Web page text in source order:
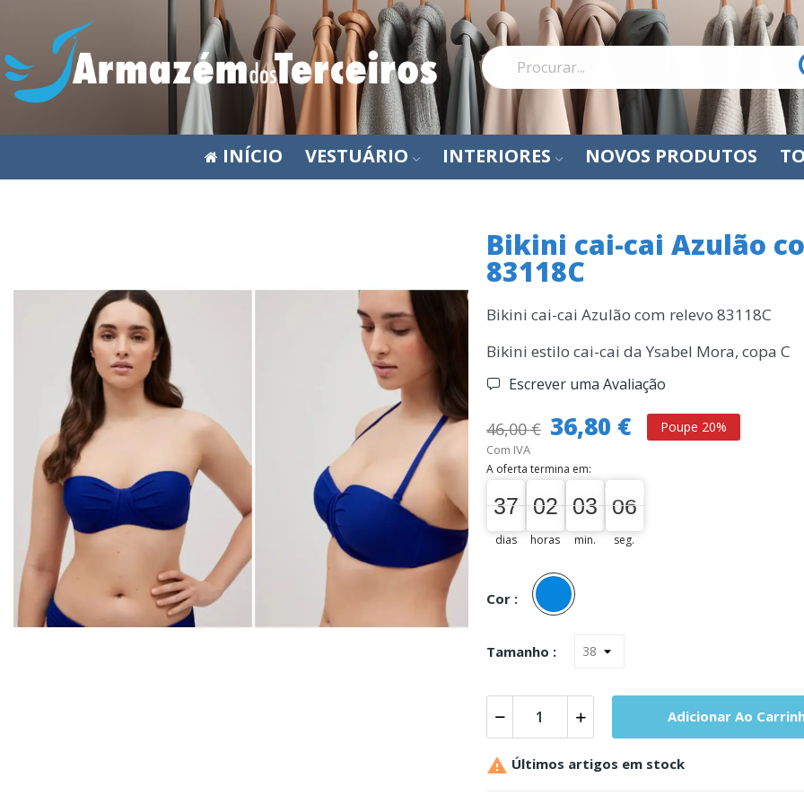
INÍCIO VESTUÁRIO INTERIORES NOVOS PRODUTOS
Bikini cai-cai Azulão
83118C
Bikini cai-cai Azulão com relevo 83118C
Bikini estilo cai-cai da Ysabel Mora, copa C
Escrever uma Avaliação
46,00 € 36,80 € Poupe 20%
Com IVA
A oferta termina em:
37
37
00
dias
02
02
00
horas
03
03
00
min.
05
05
06
seg.
Cor :
Azul
Tamanho :
Adicionar Ao
 Últimos artigos em stock